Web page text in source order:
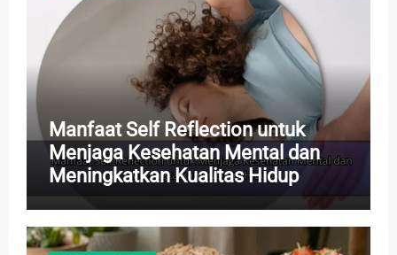
Manfaat Self Reflection untuk
Menjaga Kesehatan Mental dan
Meningkatkan Kualitas Hidup